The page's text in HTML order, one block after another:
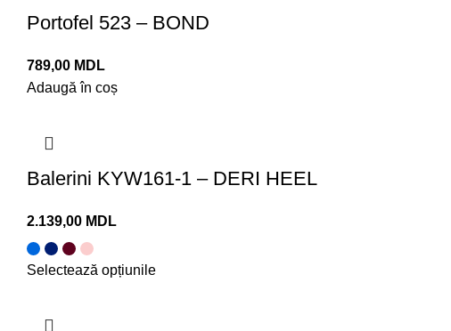
Portofel 523 – BOND
MDL
Adaugă în coș
Balerini KYW161-1 – DERI HEEL
MDL
Selectează opțiunile